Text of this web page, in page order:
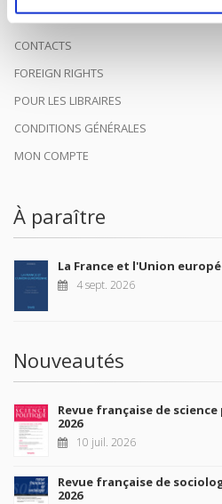
CONTACTS
FOREIGN RIGHTS
POUR LES LIBRAIRES
CONDITIONS GÉNÉRALES
MON COMPTE
À paraître
La France et l'Union
4 sept. 2026
Nouveautés
Revue française de
2026
10 juil. 2026
Revue française de
2026